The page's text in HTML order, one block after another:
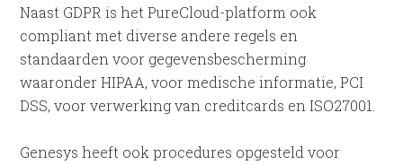
Naast GDPR is het PureCloud-platform ook
compliant met diverse andere regels en
standaarden voor gegevensbescherming
waaronder HIPAA, voor medische informatie, PCI
DSS, voor verwerking van creditcards en ISO27001.
Genesys heeft ook procedures opgesteld voor